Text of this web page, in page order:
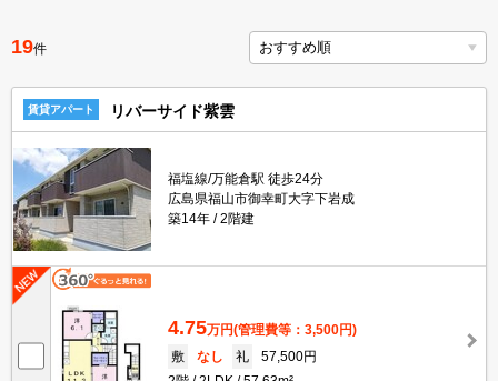
19件
賃貸アパート リバーサイド紫雲
福塩線/万能倉駅 徒歩24分
広島県福山市御幸町大字下岩成
築14年
2階建
4.75万円(管理費等：3,500円)
敷
なし 礼
57,500円